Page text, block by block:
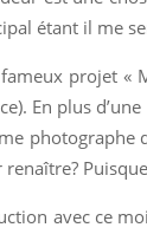
étant il me
projet «
En plus
avec ce